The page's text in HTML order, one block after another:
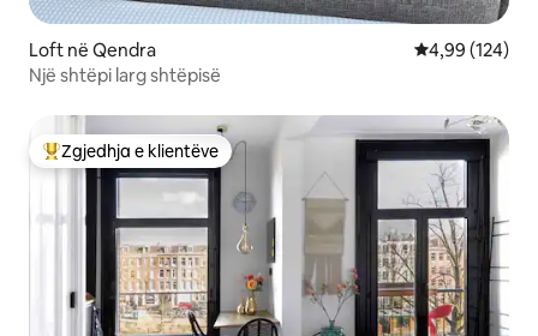
Loft në Qendra Vlerësimi
4,99 (124)
Një shtëpi larg shtëpisë
Më të mirat e zgjedhjeve të klientëve
Zgjedhja e klientëve